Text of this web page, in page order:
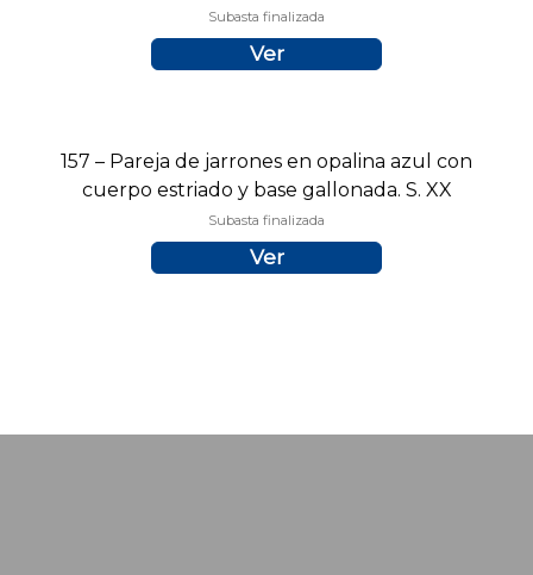
Subasta finalizada
Ver
157 – Pareja de jarrones en opalina azul con
cuerpo estriado y base gallonada. S. XX
Subasta finalizada
Ver